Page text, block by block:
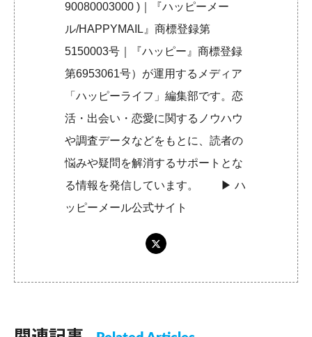
90080003000 )｜『ハッピーメー
ル/HAPPYMAIL』商標登録第
5150003号｜『ハッピー』商標登録
第6953061号）が運用するメディア
「ハッピーライフ」編集部です。恋
活・出会い・恋愛に関するノウハウ
や調査データなどをもとに、読者の
悩みや疑問を解消するサポートとな
る情報を発信しています。 ▶︎ハ
ッピーメール公式サイト